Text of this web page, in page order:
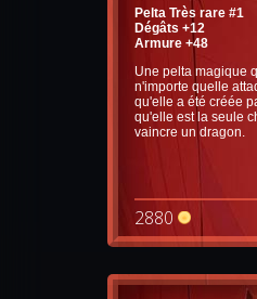
Pelta Très rare #1
Dégâts +12
Armure +48
Une pelta magique
n'importe quelle
qu'elle a été créée
qu'elle est la seule
vaincre un dragon.
2880